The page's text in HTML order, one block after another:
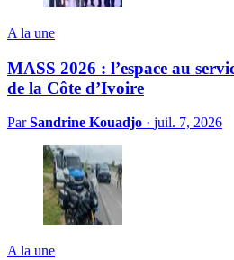
A la une
MASS 2026 : l’espace au
de la Côte d’Ivoire
ParSandrine Kouadjo · juil. 7, 2026
A la une